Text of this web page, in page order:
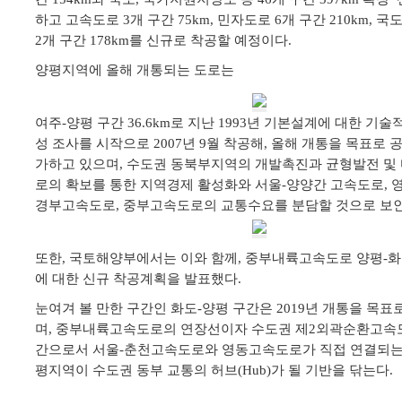
하고 고속도로 3개 구간 75km, 민자도로 6개 구간 210km, 국
2개 구간 178km를 신규로 착공할 예정이다.
양평지역에 올해 개통되는 도로는
여주-양평 구간 36.6km로 지난 1993년 기본설계에 대한 기술
성 조사를 시작으로 2007년 9월 착공해, 올해 개통을 목표로
가하고 있으며, 수도권 동북부지역의 개발촉진과 균형발전 및
로의 확보를 통한 지역경제 활성화와 서울-양양간 고속도로,
경부고속도로, 중부고속도로의 교통수요를 분담할 것으로 보
또한, 국토해양부에서는 이와 함께, 중부내륙고속도로 양평-
에 대한 신규 착공계획을 발표했다.
눈여겨 볼 만한 구간인
화도-양평 구간은 2019년 개통을 목표
며, 중부내륙고속도로의 연장선이자 수도권 제2외곽순환고속
간으로서 서울-춘천고속도로와 영동고속도로가 직접 연결되
평지역이 수도권 동부 교통의 허브(Hub)가 될 기반을 닦는다.